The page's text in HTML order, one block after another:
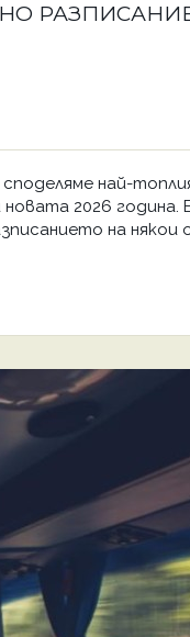
най-
2026 година.
на някои